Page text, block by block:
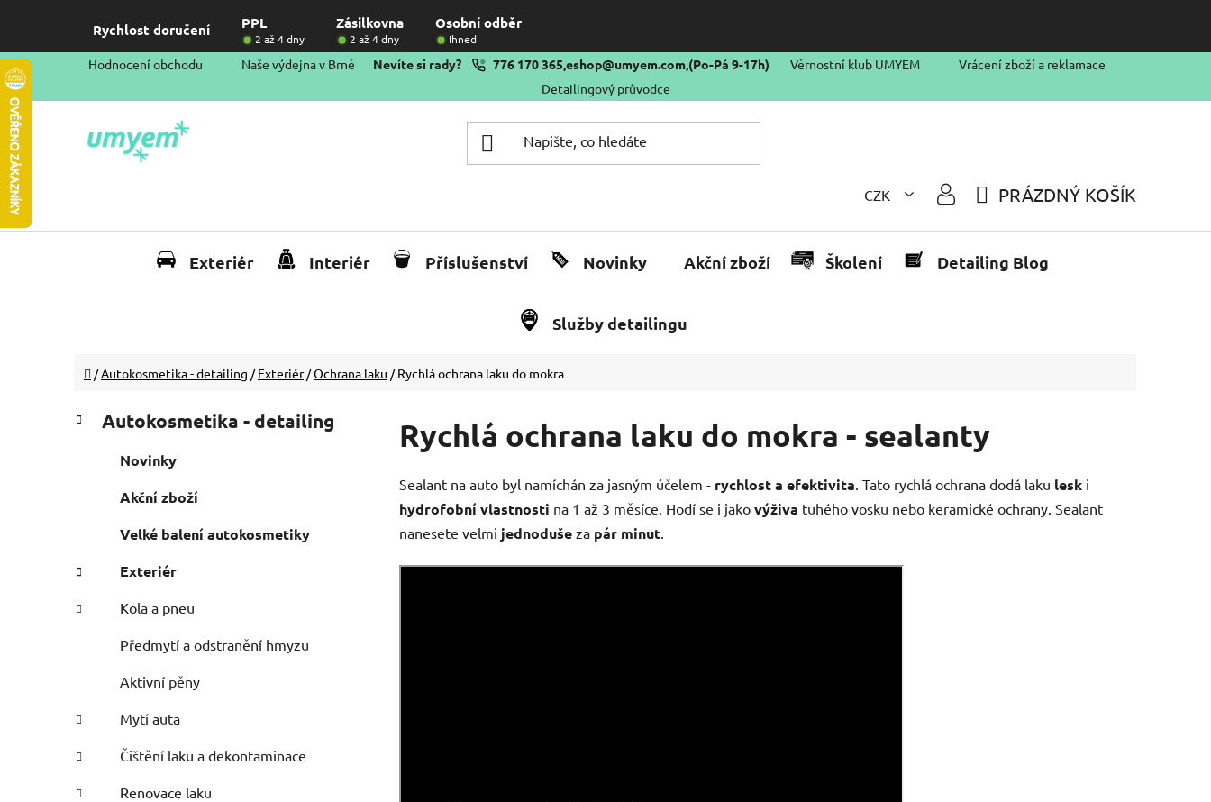
obsah
Rychlost doručení PPL Zásilkovna Osobní odběr
2 až 4 dny 2 až 4 dny Ihned
Hodnocení obchodu Naše výdejna v Brně Nevíte si rady? 776 170 365,eshop@umyem.com,(Po-Pá 9-17h) Věrnostní klub UMYEM
Vrácení zboží a reklamace
Detailingový průvodce
CZK
KOŠÍK
PRÁZDNÝ KOŠÍK
Exteriér Interiér Příslušenství Novinky Akční zboží Školení Detailing Blog
Služby detailingu
Domů
/Autokosmetika - detailing / Exteriér /Ochrana laku / Rychlá ochrana laku do mokra
P
o
n
í
p
l
kategorie
a
e
Autokosmetika - detailing
Novinky
Akční zboží
Velké balení autokosmetiky
Exteriér
Kola a pneu
Předmytí a odstranění hmyzu
Aktivní pěny
Mytí auta
Čištění laku a dekontaminace
Renovace laku
Rychlá ochrana laku do mokra - sealanty
Sealant na auto byl namíchán za jasným účelem - rychlost a efektivita . Tato rychlá ochrana dodá laku lesk i
hydrofobní vlastnosti na 1 až 3 měsíce. Hodí se i jako výživa tuhého vosku nebo keramické ochrany. Sealant
nanesete velmi jednoduše za pár minut